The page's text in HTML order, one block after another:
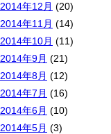
2014年12月 (20)
2014年11月 (14)
2014年10月 (11)
2014年9月 (21)
2014年8月 (12)
2014年7月 (16)
2014年6月 (10)
2014年5月 (3)